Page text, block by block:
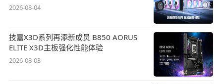
2026-08-04
技嘉X3D系列再添新成员 B850 AORUS
ELITE X3D主板强化性能体验
2026-08-03